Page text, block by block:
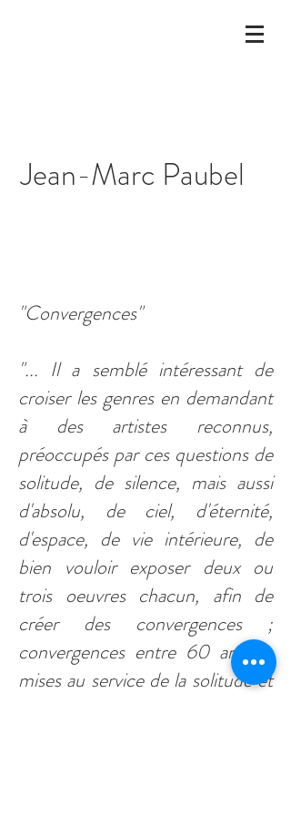
Jean-Marc Paubel
"Convergences"
"... Il a semblé intéressant de
croiser les genres en demandant
à des artistes reconnus,
préoccupés par ces questions de
solitude, de silence, mais aussi
d'absolu, de ciel, d'éternité,
d'espace, de vie intérieure, de
bien vouloir exposer deux ou
trois oeuvres chacun, afin de
créer des convergences ;
convergences entre 60 années
mises au service de la solitude et